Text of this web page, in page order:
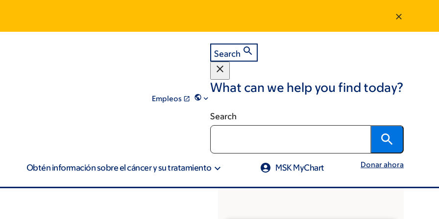
Empleos
Search
What can we help you find today?
Search
Obtén información sobre el cáncer y su tratamiento MSK MyChart Donar ahora